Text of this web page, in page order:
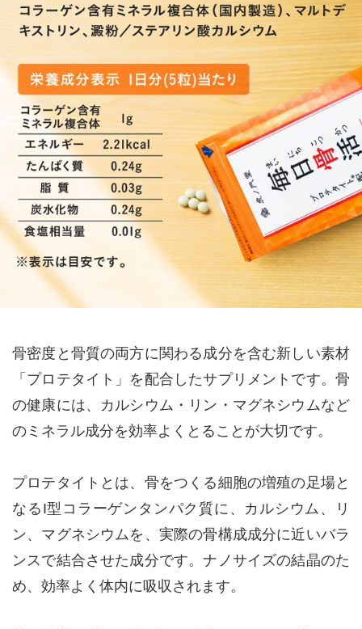
骨密度と骨質の両方に関わる成分を含む新しい素材
「プロテタイト」を配合したサプリメントです。骨
の健康には、カルシウム・リン・マグネシウムなど
のミネラル成分を効率よくとることが大切です。
プロテタイトとは、骨をつくる細胞の増殖の足場と
なるI型コラーゲンタンパク質に、カルシウム、リ
ン、マグネシウムを、実際の骨構成成分に近いバラ
ンスで結合させた成分です。ナノサイズの結晶のた
め、効率よく体内に吸収されます。